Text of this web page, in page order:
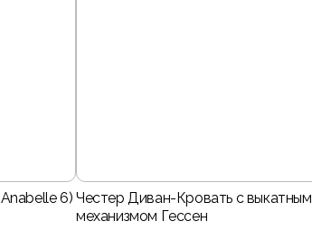
6) Честер Диван-Кровать с выкатным
механизмом Гессен